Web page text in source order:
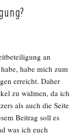
an
habe mich zum
erreicht. Daher
zu widmen, da ich
als auch die Seite
Beitrag soll es
was ich euch